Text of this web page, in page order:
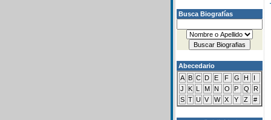
Busca Biografías
Abecedario
A B C D E F G H
I
J
K L M N O P Q
R
S T U V W X Y Z #